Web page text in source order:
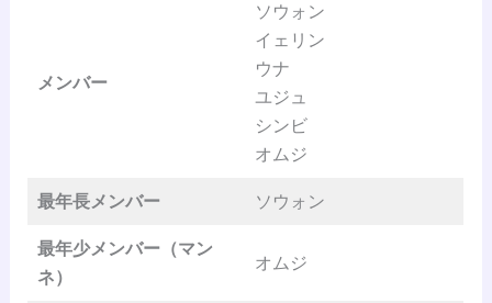
メンバー
ソウォン
イェリン
ウナ
ユジュ
シンビ
オムジ
最年長メンバー ソウォン
最年少メンバー（マン
ネ）
オムジ